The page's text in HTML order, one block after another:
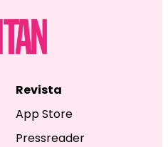
Revista
App Store
Pressreader